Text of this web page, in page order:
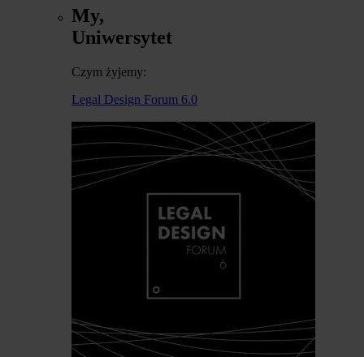
My,
Uniwersytet
Czym żyjemy:
Legal Design Forum 6.0